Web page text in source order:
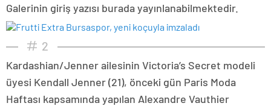
Galerinin giriş yazısı burada yayınlanabilmektedir.
2
Kardashian/Jenner ailesinin Victoria’s Secret modeli
üyesi Kendall Jenner (21), önceki gün Paris Moda
Haftası kapsamında yapılan Alexandre Vauthier